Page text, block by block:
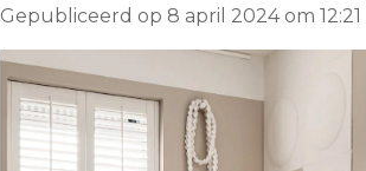
Gepubliceerd op 8 april 2024 om 12:21